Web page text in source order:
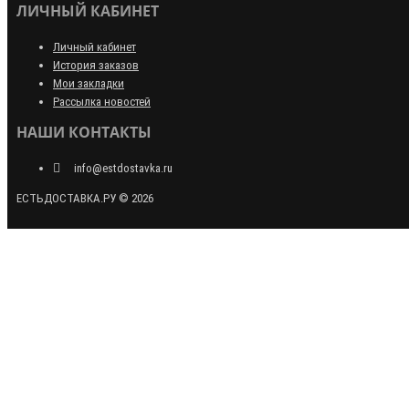
ЛИЧНЫЙ КАБИНЕТ
Личный кабинет
История заказов
Мои закладки
Рассылка новостей
НАШИ КОНТАКТЫ
info@estdostavka.ru
ЕСТЬДОСТАВКА.РУ © 2026